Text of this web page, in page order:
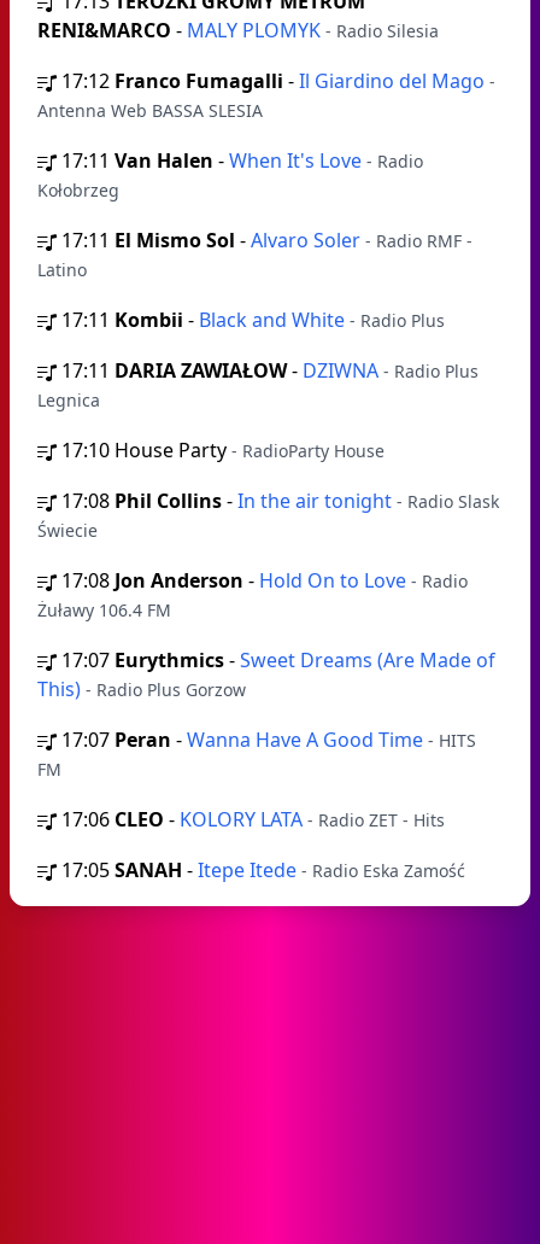
RENI&MARCO - MALY PLOMYK - Radio Silesia
17:12 Franco Fumagalli -Il Giardino del Mago -
Antenna Web BASSA SLESIA
17:11 Van Halen -When It's Love - Radio
Kołobrzeg
17:11 El Mismo Sol -Alvaro Soler - Radio RMF -
Latino
17:11 Kombii - Black and White - Radio Plus
17:11 DARIA ZAWIAŁOW- DZIWNA - Radio Plus
Legnica
17:10 House Party - RadioParty House
17:08 Phil Collins-In the air tonight - Radio Slask
Świecie
17:08 Jon Anderson - Hold On to Love - Radio
Żuławy 106.4 FM
17:07 Eurythmics-Sweet Dreams (Are Made of
This) - Radio Plus Gorzow
17:07 Peran -Wanna Have A Good Time - HITS
FM
17:06 CLEO - KOLORY LATA - Radio ZET - Hits
17:05SANAH -Itepe Itede - Radio Eska Zamość